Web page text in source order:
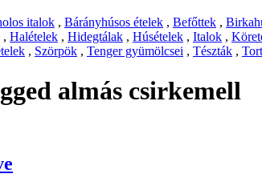
italok , Bárányhúsos ételek , Befőttek ,
, Halételek , Hidegtálak , Húsételek , Italok ,
, Szörpök , Tenger gyümölcsei , Tészták ,
almás csirkemell